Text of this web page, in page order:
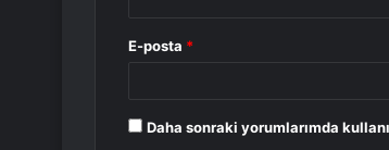
E-posta *
Daha sonraki yorumlarımda